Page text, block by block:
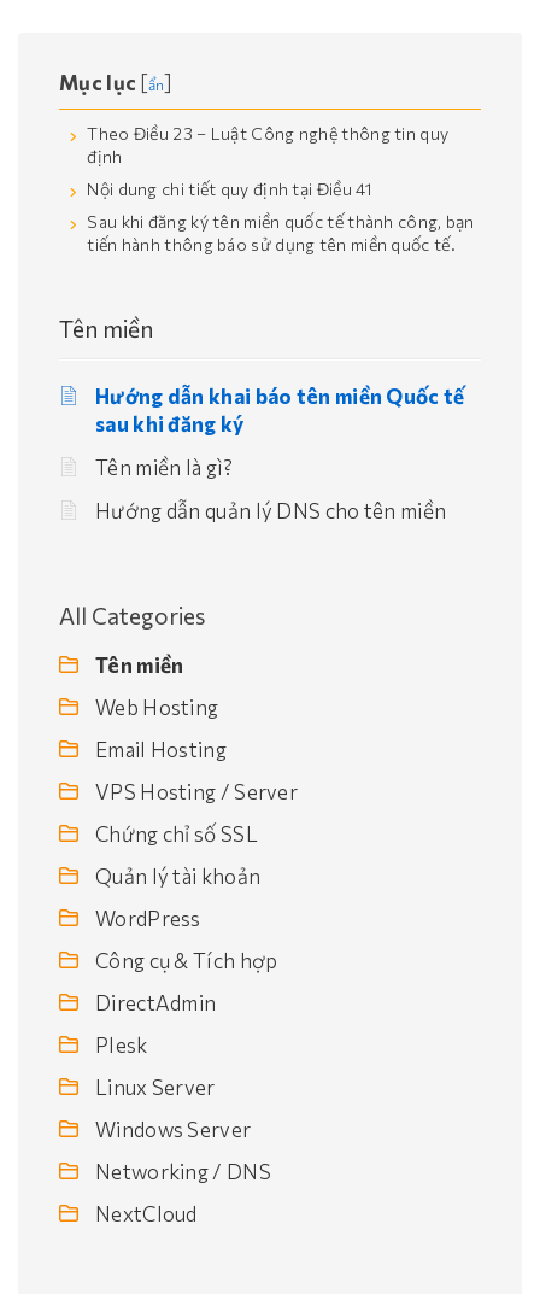
Mục lục [ẩn]
Theo Điều 23 – Luật Công nghệ thông tin quy
định
Nội dung chi tiết quy định tại Điều 41
Sau khi đăng ký tên miền quốc tế thành công, bạn
tiến hành thông báo sử dụng tên miền quốc tế.
Tên miền
Hướng dẫn khai báo tên miền Quốc tế
sau khi đăng ký
Tên miền là gì?
Hướng dẫn quản lý DNS cho tên miền
All Categories
Tên miền
Web Hosting
Email Hosting
VPS Hosting / Server
Chứng chỉ số SSL
Quản lý tài khoản
WordPress
Công cụ & Tích hợp
DirectAdmin
Plesk
Linux Server
Windows Server
Networking / DNS
NextCloud